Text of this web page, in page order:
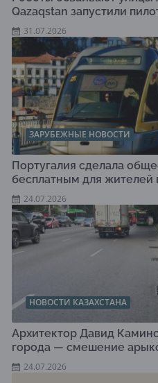
Qazaqstan запустили
31.07.2026
ЗАРУБЕЖНЫЕ НОВОСТИ
Португалия сделала
бесплатным для жителей
24.07.2026
НОВОСТИ КАЗАХСТАНА
Архитектор Давид
города — смешение
24.07.2026